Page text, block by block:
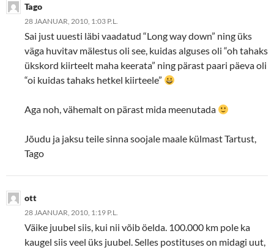
Tago
28 JAANUAR, 2010, 1:03 P.L.
Sai just uuesti läbi vaadatud “Long way down” ning üks
väga huvitav mälestus oli see, kuidas alguses oli “oh tahaks
ükskord kiirteelt maha keerata” ning pärast paari päeva oli
“oi kuidas tahaks hetkel kiirteele”
Aga noh, vähemalt on pärast mida meenutada
Jõudu ja jaksu teile sinna soojale maale külmast Tartust,
Tago
ott
28 JAANUAR, 2010, 1:19 P.L.
Väike juubel siis, kui nii võib öelda. 100.000 km pole ka
kaugel siis veel üks juubel. Selles postituses on midagi uut,